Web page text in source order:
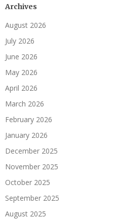
Archives
August 2026
July 2026
June 2026
May 2026
April 2026
March 2026
February 2026
January 2026
December 2025
November 2025
October 2025
September 2025
August 2025